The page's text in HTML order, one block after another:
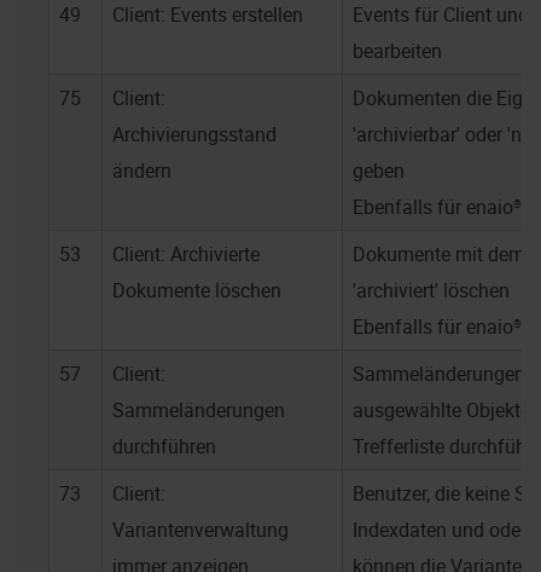
49
Client: Events erstellen
Events für Client und
bearbeiten
75
Client:
Archivierungsstand
ändern
Dokumenten die
'archivierbar' oder
geben
Ebenfalls für enaio®
53
Client: Archivierte
Dokumente löschen
Dokumente mit dem
'archiviert' löschen
Ebenfalls für enaio®
57
Client:
Sammeländerungen
durchführen
Sammeländerungen
ausgewählte Objekte
Trefferliste
73
Client:
Variantenverwaltung
immer anzeigen
Benutzer, die keine
Indexdaten und oder
können die